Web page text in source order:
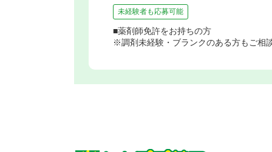
未経験者も応募可能
■薬剤師免許をお持ちの方
※調剤未経験・ブランクのある方もご相